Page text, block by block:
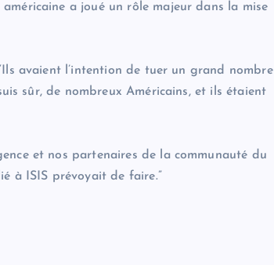
a joué un rôle majeur dans la mise
avaient l’intention de tuer un grand nombre
sûr, de nombreux Américains, et ils étaient
et nos partenaires de la communauté du
à ISIS prévoyait de faire.”